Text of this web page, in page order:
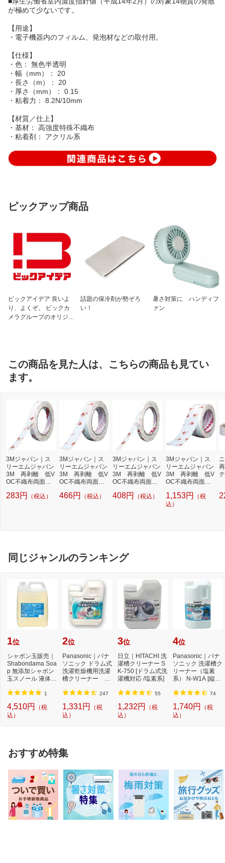
が極めて少ないです。
【用途】
・電子機器内のフィルム、発泡材などの取付用。
【仕様】
・色： 無色半透明
・幅（mm）： 20
・長さ（m）： 20
・厚さ（mm）： 0.15
・粘着力： 8.2N/10mm
【材質／仕上】
・基材： 高強度特殊不織布
・粘着剤： アクリル系
ピックアップ商品
ビックアイデア 良いよ
り、よくぞ。 ビックカ
メラグループのオリジナ
話題の保冷剤が勢ぞろ
い！
暑さ対策に ハンディフ
ァン
この商品を見た人は、こちらの商品も見てい
ます。
3Mジャパン｜ス
リーエムジャパン
3M 再剥離 低V
OC不織布両面粘
15mmX20m 1110
283円 （税込）
3Mジャパン｜ス
リーエムジャパン
3M 再剥離 低V
OC不織布両面粘
25mmX20m 1110
466円 （税込）
3Mジャパン｜ス
リーエムジャパン
3M 再剥離 低V
OC不織布両面粘
10mmX20m 1110
408円 （税込）
3Mジャパン｜ス
リーエムジャパン
3M 再剥離 低V
OC不織布両面粘
50mmX20m 1110
50X20 R
1,153円
（税
込）
同じジャンルのランキング
1位
シャボン玉販売｜
Shabondama Soa
p 無添加シャボン
玉スノール 液体タ
1
4,510円
（税
込）
2位
Panasonic｜パナ
ソニック ドラム式
洗濯乾燥機用洗濯
槽クリーナー N-
濯...
247
1,331円
（税
込）
3位
日立｜HITACHI 洗
濯槽クリーナー S
K-750 [ドラム式洗
濯機対応 /塩素系]
55
1,232円
（税
込）
4位
Panasonic｜パナ
ソニック 洗濯槽ク
リーナー（塩素
系） N-W1A [縦型
系...
74
1,740円
（税
込）
おすすめ特集